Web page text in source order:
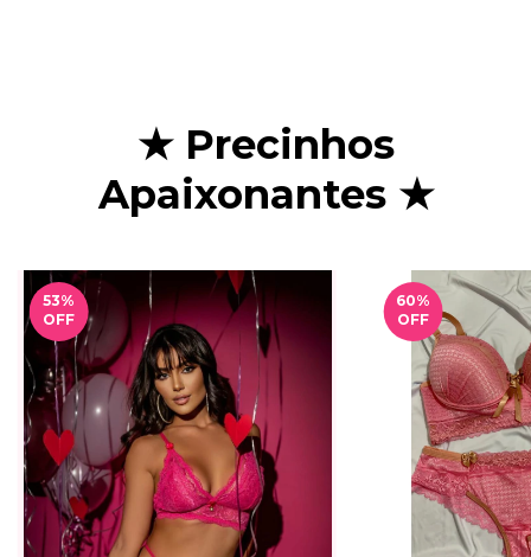
★ Precinhos
Apaixonantes ★
53%
OFF
60%
OFF